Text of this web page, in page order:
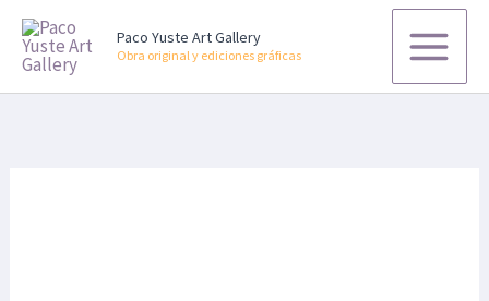
contenido
Paco Yuste Art Gallery
Obra original y ediciones gráficas
sonrisa
de
Tiffany
-